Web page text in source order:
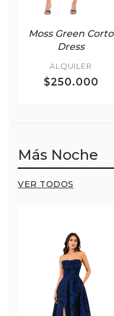
Moss Green Corto
Dress
ALQUILER
$250.000
Más Noche
VER TODOS